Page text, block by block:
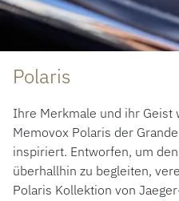
Polaris
Ihre Merkmale und ihr Geist
Memovox Polaris der
inspiriert. Entworfen, um
überhallhin zu begleiten,
Polaris Kollektion von